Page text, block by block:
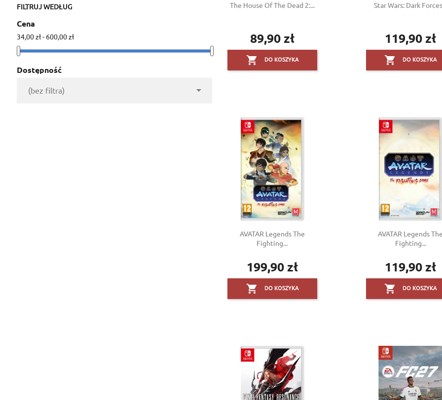
FILTRUJ WEDŁUG
Cena
34,00 zł - 600,00 zł
Dostępność
(bez filtra) 
The House Of The Dead 2:...
Cena
89,90 zł
 DO KOSZYKA
Star Wars: Dark
Cena
119,90 zł
 DO KOSZYKA
AVATAR Legends The
Fighting...
Cena
199,90 zł
 DO KOSZYKA
AVATAR Legends The
Fighting...
Cena
119,90 zł
 DO KOSZYKA